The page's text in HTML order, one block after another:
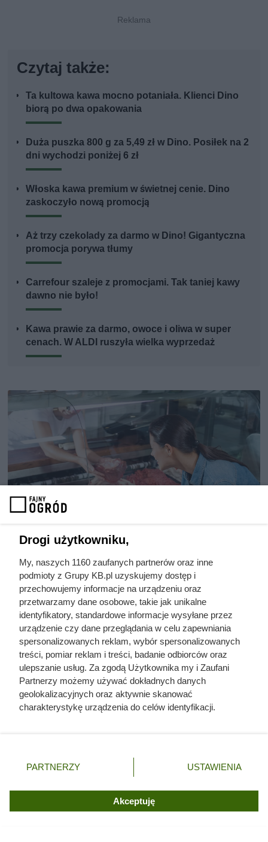
Czytaj także:
Ta kultowa kawa mocno potaniała. Klienci Dino
biorą po dwa opakowania
Duża puszka 800 g za 5,49 zł w Dino. Posiłek na 2
dni wychodzi poniżej 6 zł
Włoska kawa premium w świetnej cenie. Dino
zaskoczyło nową promocją
Aż trzy czekolady za darmo w Dino! Gigantyczna
promocja porywa tłumy
Carrefour szaleje z promocjami. Tak taniej kawy
dawno nie było!
Kawa prawie za darmo, owoce i oliwa w super
cenach. W ALDI ruszyła wielka wyprzedaż
Dziennikarze ujawnili
pochodzenie mięsa z Dino. Klienci
zaskoczeni
Rezerwują po 4 paczki w koszyku.
Drogi użytkowniku,
My, naszych 1160 zaufanych partnerów oraz inne
podmioty z Grupy KB.pl uzyskujemy dostęp i
przechowujemy informacje na urządzeniu oraz
przetwarzamy dane osobowe, takie jak unikalne
identyfikatory, standardowe informacje wysyłane przez
urządzenie czy dane przeglądania w celu zapewniania
spersonalizowanych reklam, wybór spersonalizowanych
treści, pomiar reklam i treści, badanie odbiorców oraz
ulepszanie usług. Za zgodą Użytkownika my i Zaufani
Partnerzy możemy używać dokładnych danych
geolokalizacyjnych oraz aktywnie skanować
charakterystykę urządzenia do celów identyfikacji.
zmienić/wycofać klikając przycisk ustawień prywatności
znajdujący się w lewym dolnym rogu strony. Niektóre
użytkownika, ale masz prawo sprzeciwić się takiemu
przetwarzaniu. Preferencje będą miały zastosowania tylko
PARTNERZY USTAWIENIA
Akceptuję